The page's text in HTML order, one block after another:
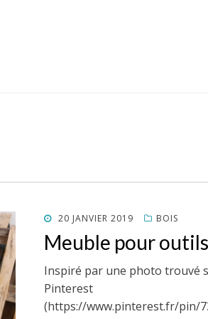
POSTED
20 JANVIER 2019 BOIS
Meuble pour outils
Inspiré par une photo trouvé
Pinterest
(https://www.pinterest.fr/pin/